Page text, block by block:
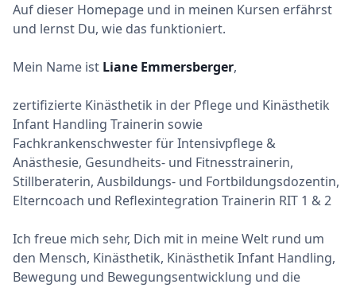
Auf dieser Homepage und in meinen Kursen erfährst
und lernst Du, wie das funktioniert.
Mein Name ist Liane Emmersberger,
zertifizierte Kinästhetik in der Pflege und Kinästhetik
Infant Handling Trainerin sowie
Fachkrankenschwester für Intensivpflege &
Anästhesie, Gesundheits- und Fitnesstrainerin,
Stillberaterin, Ausbildungs- und Fortbildungsdozentin,
Elterncoach und Reflexintegration Trainerin RIT 1 & 2
Ich freue mich sehr, Dich mit in meine Welt rund um
den Mensch, Kinästhetik, Kinästhetik Infant Handling,
Bewegung und Bewegungsentwicklung und die